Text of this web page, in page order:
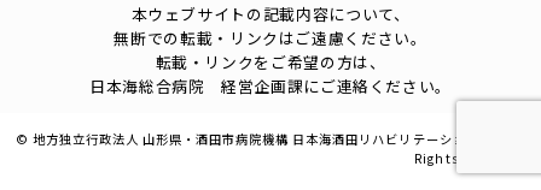
本ウェブサイトの記載内容について、
無断での転載・リンクはご遠慮ください。
転載・リンクをご希望の方は、
日本海総合病院 経営企画課にご連絡ください。
© 地方独立行政法人 山形県・酒田市病院機構 日本海酒田リハビリテーション病院 All
Rights Reserved.